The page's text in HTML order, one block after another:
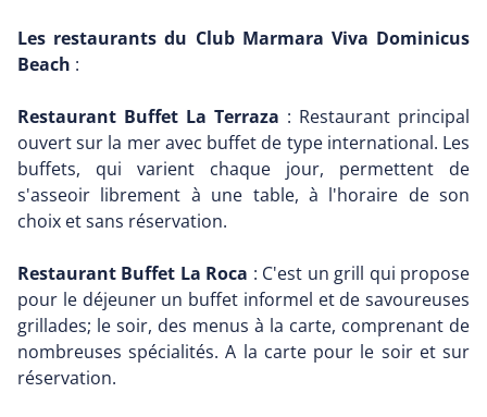
Les restaurants du Club Marmara Viva Dominicus
Beach :
Restaurant Buffet La Terraza : Restaurant principal
ouvert sur la mer avec buffet de type international. Les
buffets, qui varient chaque jour, permettent de
s'asseoir librement à une table, à l'horaire de son
choix et sans réservation.
Restaurant Buffet La Roca : C'est un grill qui propose
pour le déjeuner un buffet informel et de savoureuses
grillades; le soir, des menus à la carte, comprenant de
nombreuses spécialités. A la carte pour le soir et sur
réservation.